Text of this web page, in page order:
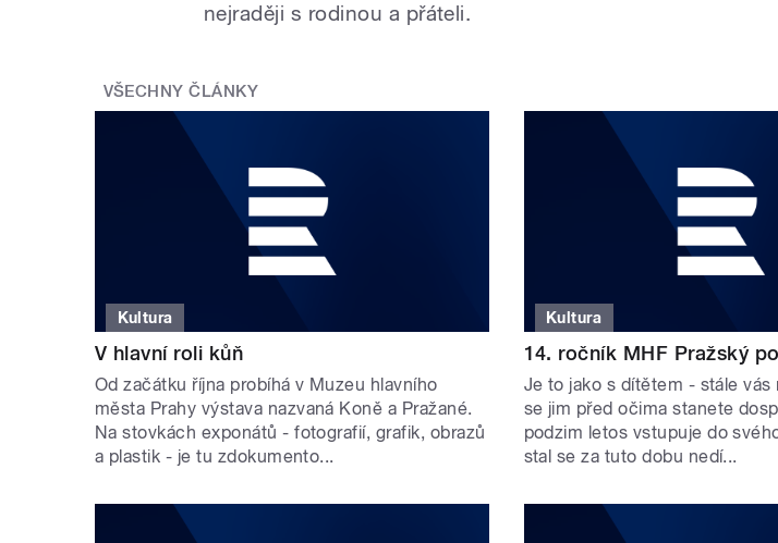
nejraději s rodinou a přáteli.
VŠECHNY ČLÁNKY
Kultura
V hlavní roli kůň
Od začátku října probíhá v Muzeu hlavního
města Prahy výstava nazvaná Koně a Pražané.
Na stovkách exponátů - fotografií, grafik, obrazů
a plastik - je tu zdokumento...
Kultura
14. ročník MHF Pražský
Je to jako s dítětem - stále vás
se jim před očima stanete
podzim letos vstupuje do
stal se za tuto dobu nedí...